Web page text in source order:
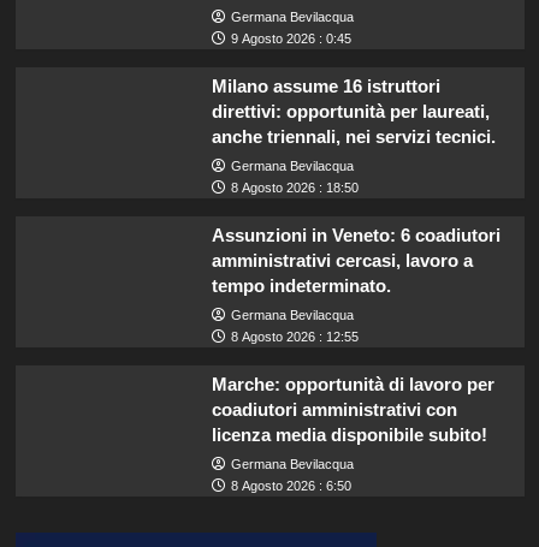
Germana Bevilacqua
9 Agosto 2026 : 0:45
Milano assume 16 istruttori
direttivi: opportunità per laureati,
anche triennali, nei servizi tecnici.
Germana Bevilacqua
8 Agosto 2026 : 18:50
Assunzioni in Veneto: 6 coadiutori
amministrativi cercasi, lavoro a
tempo indeterminato.
Germana Bevilacqua
8 Agosto 2026 : 12:55
Marche: opportunità di lavoro per
coadiutori amministrativi con
licenza media disponibile subito!
Germana Bevilacqua
8 Agosto 2026 : 6:50